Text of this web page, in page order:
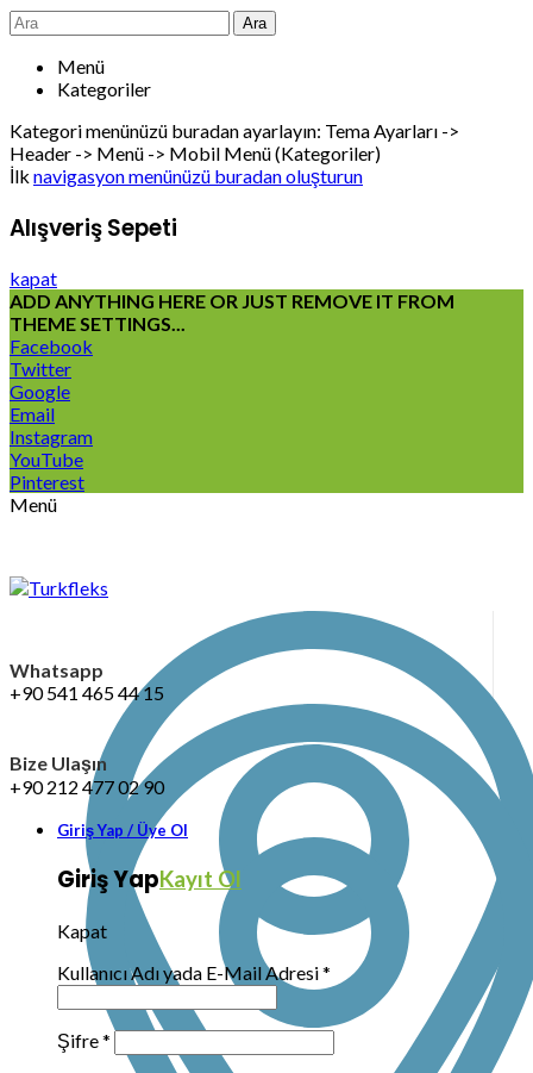
Ara
Menü
Kategoriler
Kategori menünüzü buradan ayarlayın: Tema Ayarları ->
Header -> Menü -> Mobil Menü (Kategoriler)
İlk navigasyon menünüzü buradan oluşturun
Alışveriş Sepeti
kapat
ADD ANYTHING HERE OR JUST REMOVE IT FROM
THEME SETTINGS...
Facebook
Twitter
Google
Email
Instagram
YouTube
Pinterest
Menü
Whatsapp
+90 541 465 44 15
Bize Ulaşın
+90 212 477 02 90
Giriş Yap / Üye Ol
Giriş YapKayıt Ol
Kapat
Kullanıcı Adı yada E-Mail Adresi*
Şifre*